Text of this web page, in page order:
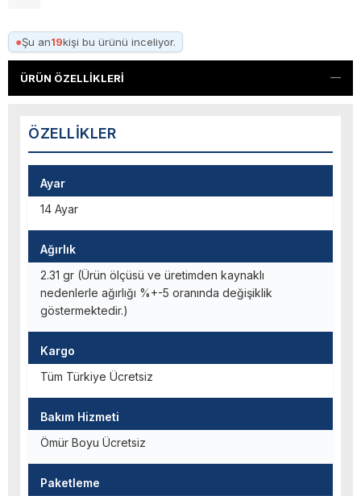
●Şu an19kişi bu ürünü inceliyor.
ÜRÜN ÖZELLIKLERI
ÖZELLIKLER
Ayar
14 Ayar
Ağırlık
2.31 gr (Ürün ölçüsü ve üretimden kaynaklı
nedenlerle ağırlığı %+-5 oranında değişiklik
göstermektedir.)
Kargo
Tüm Türkiye Ücretsiz
Bakım Hizmeti
Ömür Boyu Ücretsiz
Paketleme